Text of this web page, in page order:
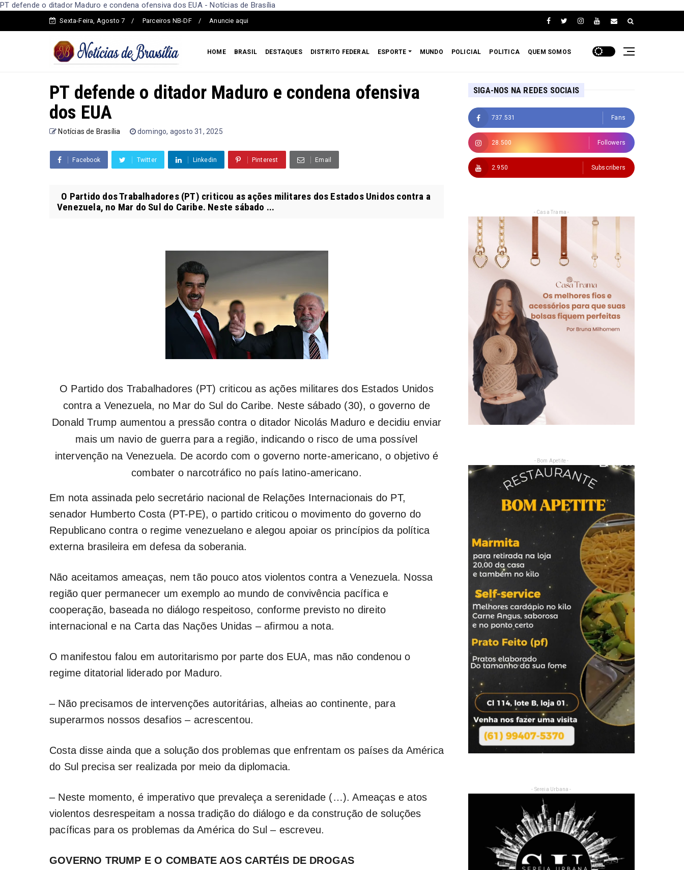
PT defende o ditador Maduro e condena ofensiva dos EUA - Notícias de Brasília
Sexta-Feira, Agosto 7 Parceiros NB-DF Anuncie aqui
HOME BRASIL DESTAQUES DISTRITO FEDERAL ESPORTE MUNDO POLICIAL POLITICA QUEM SOMOS
PT defende o ditador Maduro e condena ofensiva
dos EUA
Notícias de Brasília domingo, agosto 31, 2025
Facebook Twitter Linkedin Pinterest Email
O Partido dos Trabalhadores (PT) criticou as ações militares dos Estados Unidos contra a
Venezuela, no Mar do Sul do Caribe. Neste sábado ...
O Partido dos Trabalhadores (PT) criticou as ações militares dos Estados Unidos
contra a Venezuela, no Mar do Sul do Caribe. Neste sábado (30), o governo de
Donald Trump aumentou a pressão contra o ditador Nicolás Maduro e decidiu enviar
mais um navio de guerra para a região, indicando o risco de uma possível
intervenção na Venezuela. De acordo com o governo norte-americano, o objetivo é
combater o narcotráfico no país latino-americano.
Em nota assinada pelo secretário nacional de Relações Internacionais do PT,
senador Humberto Costa (PT-PE), o partido criticou o movimento do governo do
Republicano contra o regime venezuelano e alegou apoiar os princípios da política
externa brasileira em defesa da soberania.
Não aceitamos ameaças, nem tão pouco atos violentos contra a Venezuela. Nossa
região quer permanecer um exemplo ao mundo de convivência pacífica e
cooperação, baseada no diálogo respeitoso, conforme previsto no direito
internacional e na Carta das Nações Unidas – afirmou a nota.
O manifestou falou em autoritarismo por parte dos EUA, mas não condenou o
regime ditatorial liderado por Maduro.
– Não precisamos de intervenções autoritárias, alheias ao continente, para
superarmos nossos desafios – acrescentou.
Costa disse ainda que a solução dos problemas que enfrentam os países da América
do Sul precisa ser realizada por meio da diplomacia.
– Neste momento, é imperativo que prevaleça a serenidade (…). Ameaças e atos
violentos desrespeitam a nossa tradição do diálogo e da construção de soluções
pacíficas para os problemas da América do Sul – escreveu.
GOVERNO TRUMP E O COMBATE AOS CARTÉIS DE DROGAS
SIGA-NOS NA REDES SOCIAIS
737.531 Fans
28.500 Followers
2.950 Subscribers
- Casa Trama -
- Bom Apetite -
- Sereia Urbana -